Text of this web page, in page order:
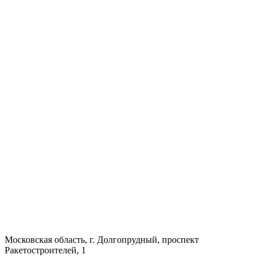
Московская область, г. Долгопрудный, проспект
Ракетостроителей, 1